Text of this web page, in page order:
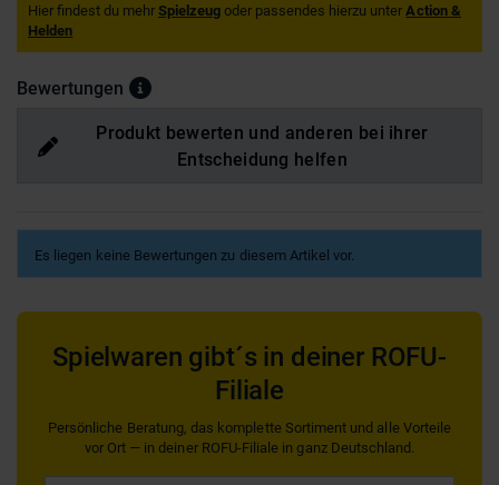
Hier findest du mehr Spielzeug oder passendes hierzu unterAction &
Helden
Bewertungen
Produkt bewerten und anderen bei ihrer
Entscheidung helfen
Es liegen keine Bewertungen zu diesem Artikel vor.
Spielwaren gibt´s in deiner ROFU-
Filiale
Persönliche Beratung, das komplette Sortiment und alle Vorteile
vor Ort — in deiner ROFU-Filiale in ganz Deutschland.